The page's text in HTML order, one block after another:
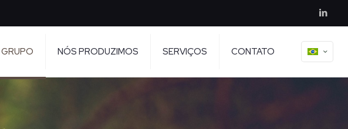
NÓS PRODUZIMOS SERVIÇOS CONTATO